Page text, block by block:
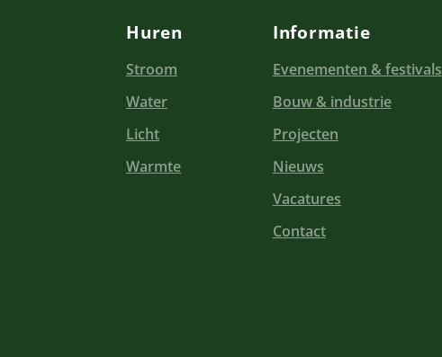
Huren
Stroom
Water
Licht
Warmte
Informatie
Evenementen & festivals
Bouw & industrie
Projecten
Nieuws
Vacatures
Contact